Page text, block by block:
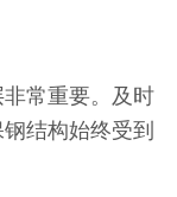
常重要。及时
结构始终受到